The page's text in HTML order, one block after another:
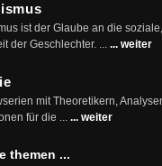
ist der Glaube an die
der Geschlechter. ... ... weiter
mit Theoretikern,
für die ... ... weiter
themen ...